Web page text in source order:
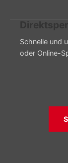
Schnelle und
oder Online-